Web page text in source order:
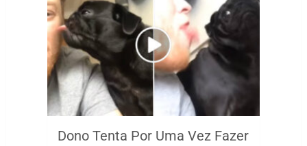
Dono Tenta Por Uma Vez Fazer